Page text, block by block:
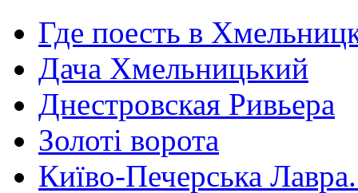
Где поесть в
Дача Хмельницький
Днестровская Ривьера
Золоті ворота
Київо-Печерська